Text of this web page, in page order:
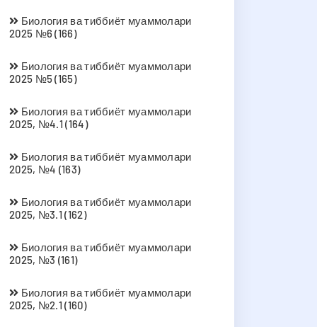
Биология ва тиббиёт муаммолари
2025 №6 (166)
Биология ва тиббиёт муаммолари
2025 №5 (165)
Биология ва тиббиёт муаммолари
2025, №4.1 (164)
Биология ва тиббиёт муаммолари
2025, №4 (163)
Биология ва тиббиёт муаммолари
2025, №3.1 (162)
Биология ва тиббиёт муаммолари
2025, №3 (161)
Биология ва тиббиёт муаммолари
2025, №2.1 (160)